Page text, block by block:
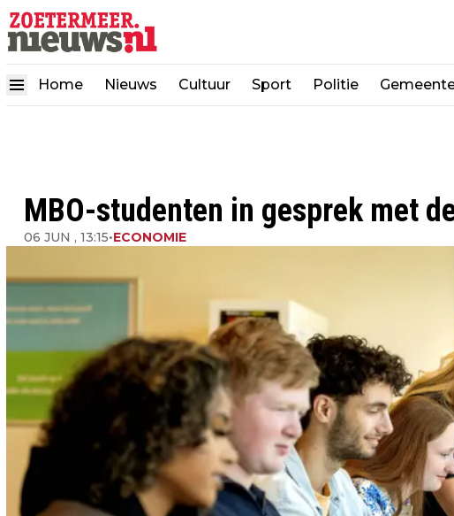
Home Nieuws Cultuur Sport Politie
MBO-studenten in gesprek met
06 JUN , 13:15•ECONOMIE